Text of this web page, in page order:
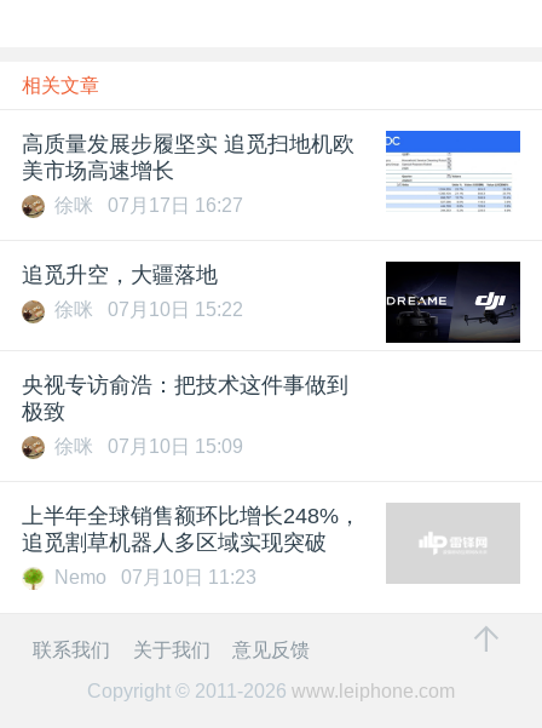
相关文章
高质量发展步履坚实 追觅扫地机欧
美市场高速增长
徐咪 07月17日 16:27
追觅升空，大疆落地
徐咪 07月10日 15:22
央视专访俞浩：把技术这件事做到
极致
徐咪 07月10日 15:09
上半年全球销售额环比增长248%，
追觅割草机器人多区域实现突破
Nemo 07月10日 11:23
联系我们 关于我们
意见反馈
Copyright © 2011-2026 www.leiphone.com